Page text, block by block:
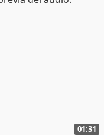
01:31